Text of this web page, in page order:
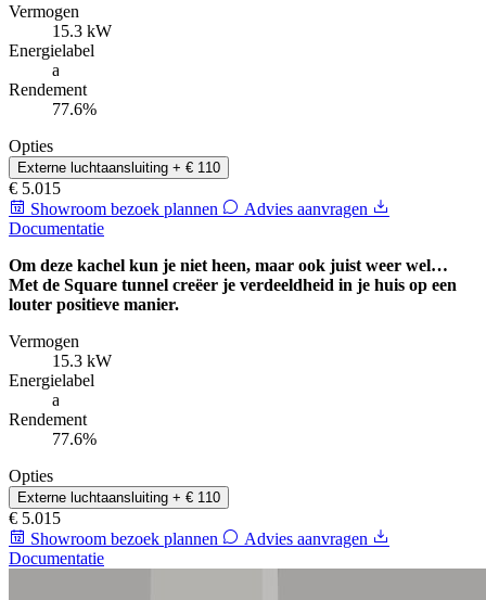
Vermogen
15.3 kW
Energielabel
a
Rendement
77.6%
Opties
Externe luchtaansluiting + € 110
€ 5.015
Showroom bezoek plannen
Advies aanvragen
Documentatie
Om deze kachel kun je niet heen, maar ook juist weer wel…
Met de Square tunnel creëer je verdeeldheid in je huis op een
louter positieve manier.
Vermogen
15.3 kW
Energielabel
a
Rendement
77.6%
Opties
Externe luchtaansluiting + € 110
€ 5.015
Showroom bezoek plannen
Advies aanvragen
Documentatie